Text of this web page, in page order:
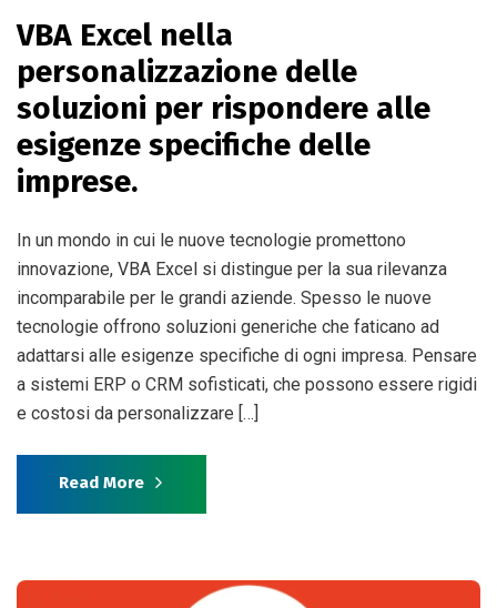
VBA Excel nella
personalizzazione delle
soluzioni per rispondere alle
esigenze specifiche delle
imprese.
In un mondo in cui le nuove tecnologie promettono
innovazione, VBA Excel si distingue per la sua rilevanza
incomparabile per le grandi aziende. Spesso le nuove
tecnologie offrono soluzioni generiche che faticano ad
adattarsi alle esigenze specifiche di ogni impresa. Pensare
a sistemi ERP o CRM sofisticati, che possono essere rigidi
e costosi da personalizzare […]
Read More